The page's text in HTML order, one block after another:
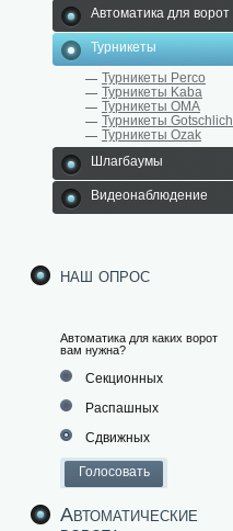
Автоматика для ворот
Турникеты
Турникеты Perco
Турникеты Kaba
Турникеты ОМА
Турникеты Gotschlich
Турникеты Ozak
Шлагбаумы
Видеонаблюдение
наш опрос
Автоматика для каких ворот
вам нужна?
Секционных
Распашных
Сдвижных
Автоматические